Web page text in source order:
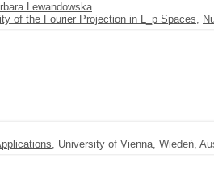
Lewandowska
of the Fourier Projection in L_p Spaces,
, University of Vienna, Wiedeń,